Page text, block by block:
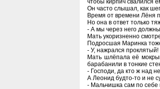
чтобы кирпич свалился
Он часто слышал, как
Время от времени Лёня
Но она в ответ только
- А мы через него
Мать укоризненно
Подросшая Маринка
- У, нажрался
Мать шлёпала её
барабанили в тонкие
- Господи, да кто ж над
А Леонид будто-то и не
- Мальчишка сам по себе